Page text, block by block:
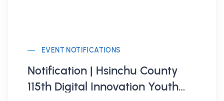
EVENT NOTIFICATIONS
Notification | Hsinchu County
115th Digital Innovation Youth